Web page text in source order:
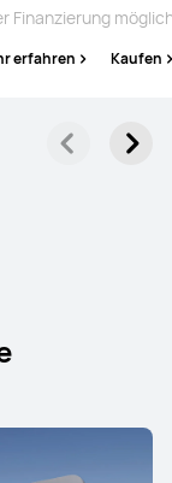
Finanzierung
erfahren Kaufen